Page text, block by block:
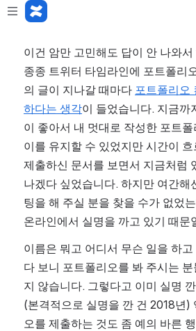
이건 암만 고민해도 답이 안 나와
종종 트위터 타임라인에 포트폴리
의 글이 지나갈 때마다 포트폴리오
하다는 생각이 들었습니다. 지금까
이 좋아서 내 멋대로 작성한 포트
이를 유지할 수 있었지만 시간이
제출하신 문서를 보면서 지금처럼
나겠다 싶었습니다. 하지만 여간해
팅을 해 주실 분을 찾을 수가 없었
온라인에서 실명을 까고 있기 때문
이름은 뭐고 어디서 무슨 일을 하
다 보니 포트폴리오를 봐 주시는
지 않습니다. 그렇다고 이미 실명
(본격적으로 실명을 깐 건 2018년)
오를 제출하는 것도 좀 예의 바른